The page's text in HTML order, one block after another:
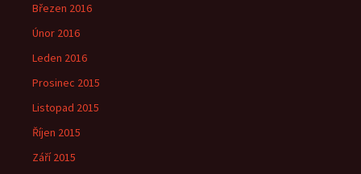
Březen 2016
Únor 2016
Leden 2016
Prosinec 2015
Listopad 2015
Říjen 2015
Září 2015